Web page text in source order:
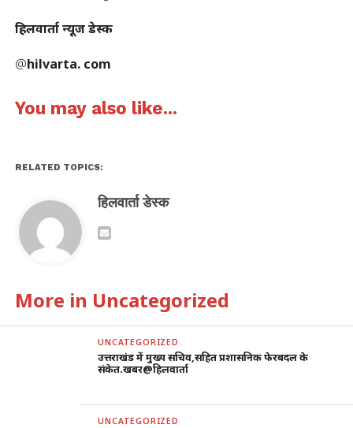
हिलवार्ता न्यूज डेस्क
@hilvarta. com
You may also like...
RELATED TOPICS:
हिलवार्ता डेस्क
More in Uncategorized
UNCATEGORIZED
उत्तराखंड में मुख्य सचिव,सहित प्रशासनिक फेरबदल के
संकेत.खबर@हिलवार्ता
UNCATEGORIZED